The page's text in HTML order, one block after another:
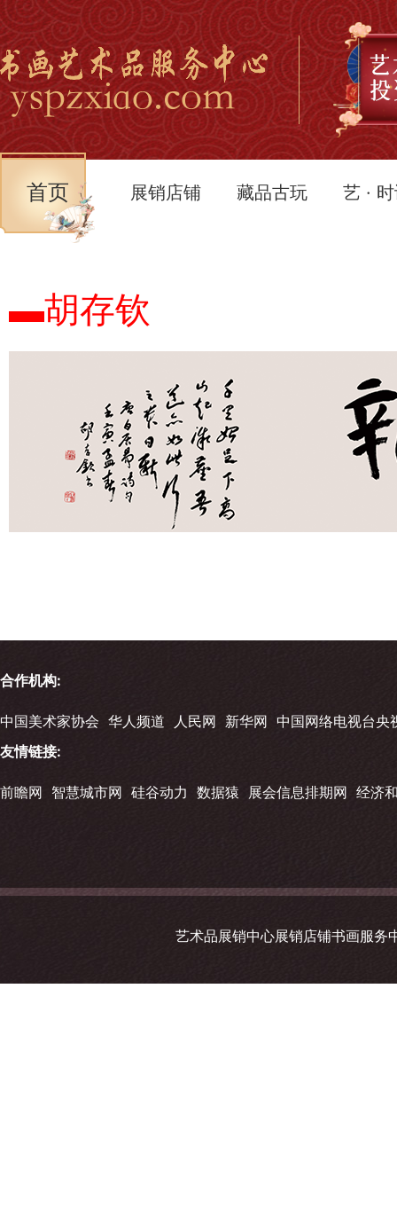
首页 展销店铺 藏品古玩 艺 ·
▬胡存钦
合作机构:
中国美术家协会 华人频道 人民网 新华网 中国网络电视台央
友情链接:
前瞻网 智慧城市网 硅谷动力 数据猿 展会信息排期网 经济
艺术品展销中心展销店铺书画服务